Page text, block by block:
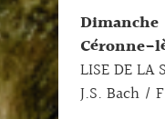
Céronne-
LISE DE LA
J.S. Bach /